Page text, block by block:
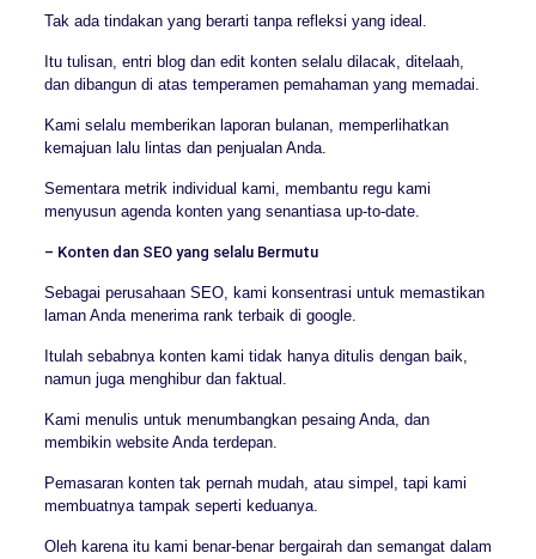
Tak ada tindakan yang berarti tanpa refleksi yang ideal.
Itu tulisan, entri blog dan edit konten selalu dilacak, ditelaah,
dan dibangun di atas temperamen pemahaman yang memadai.
Kami selalu memberikan laporan bulanan, memperlihatkan
kemajuan lalu lintas dan penjualan Anda.
Sementara metrik individual kami, membantu regu kami
menyusun agenda konten yang senantiasa up-to-date.
– Konten dan SEO yang selalu Bermutu
Sebagai perusahaan SEO, kami konsentrasi untuk memastikan
laman Anda menerima rank terbaik di google.
Itulah sebabnya konten kami tidak hanya ditulis dengan baik,
namun juga menghibur dan faktual.
Kami menulis untuk menumbangkan pesaing Anda, dan
membikin website Anda terdepan.
Pemasaran konten tak pernah mudah, atau simpel, tapi kami
membuatnya tampak seperti keduanya.
Oleh karena itu kami benar-benar bergairah dan semangat dalam